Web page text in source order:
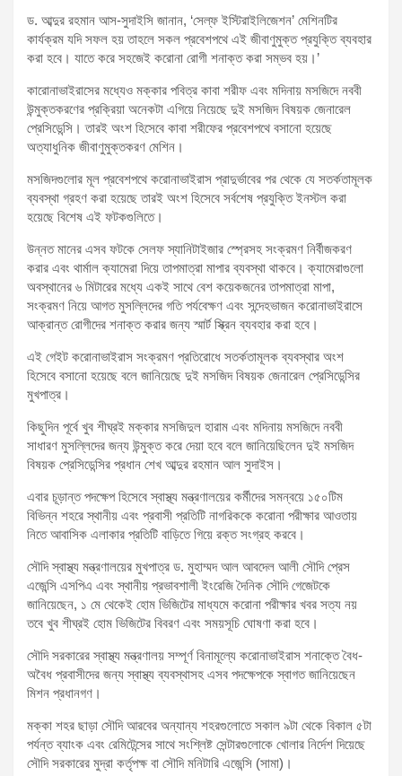
t
:
ড. আব্দুর রহমান আস-সুদাইসি জানান, ‘সেল্ফ ইস্টিরাইলিজেশন’ মেশিনটির
কার্যক্রম যদি সফল হয় তাহলে সকল প্রবেশপথে এই জীবাণুমুক্ত প্রযুক্তি ব্যবহার
করা হবে। যাতে করে সহজেই করোনা রোগী শনাক্ত করা সম্ভব হয়।’
কারোনাভাইরাসের মধ্যেও মক্কার পবিত্র কাবা শরীফ এবং মদিনায় মসজিদে নববী
উন্মুক্তকরণের প্রক্রিয়া অনেকটা এগিয়ে নিয়েছে দুই মসজিদ বিষয়ক জেনারেল
প্রেসিডেন্সি। তারই অংশ হিসেবে কাবা শরীফের প্রবেশপথে বসানো হয়েছে
অত্যাধুনিক জীবাণুমুক্তকরণ মেশিন।
মসজিদগুলোর মূল প্রবেশপথে করোনাভাইরাস প্রাদুর্ভাবের পর থেকে যে সতর্কতামূলক
ব্যবস্থা গ্রহণ করা হয়েছে তারই অংশ হিসেবে সর্বশেষ প্রযুক্তি ইনস্টল করা
হয়েছে বিশেষ এই ফটকগুলিতে।
উন্নত মানের এসব ফটকে সেলফ স্যানিটাইজার স্প্রেসহ সংক্রমণ নির্বীজকরণ
করার এবং থার্মাল ক্যামেরা দিয়ে তাপমাত্রা মাপার ব্যবস্থা থাকবে। ক্যামেরাগুলো
অবস্থানের ৬ মিটারের মধ্যে একই সাথে বেশ কয়েকজনের তাপমাত্রা মাপা,
সংক্রমণ নিয়ে আগত মুসল্লিদের গতি পর্যবেক্ষণ এবং সন্দেহভাজন করোনাভাইরাসে
আক্রান্ত রোগীদের শনাক্ত করার জন্য স্মার্ট স্ক্রিন ব্যবহার করা হবে।
এই গেইট করোনাভাইরাস সংক্রমণ প্রতিরোধে সতর্কতামূলক ব্যবস্থার অংশ
হিসেবে বসানো হয়েছে বলে জানিয়েছে দুই মসজিদ বিষয়ক জেনারেল প্রেসিডেন্সির
মুখপাত্র।
কিছুদিন পূর্বে খুব শীঘ্রই মক্কার মসজিদুল হারাম এবং মদিনায় মসজিদে নববী
সাধারণ মুসল্লিদের জন্য উন্মুক্ত করে দেয়া হবে বলে জানিয়েছিলেন দুই মসজিদ
বিষয়ক প্রেসিডেন্সির প্রধান শেখ আব্দুর রহমান আল সুদাইস।
এবার চূড়ান্ত পদক্ষেপ হিসেবে স্বাস্থ্য মন্ত্রণালয়ের কর্মীদের সমন্বয়ে ১৫০টিম
বিভিন্ন শহরে স্থানীয় এবং প্রবাসী প্রতিটি নাগরিককে করোনা পরীক্ষার আওতায়
নিতে আবাসিক এলাকার প্রতিটি বাড়িতে গিয়ে রক্ত সংগ্রহ করবে।
সৌদি স্বাস্থ্য মন্ত্রণালয়ের মুখপাত্র ড. মুহাম্মদ আল আবদেল আলী সৌদি প্রেস
এজেন্সি এসপিএ এবং স্থানীয় প্রভাবশালী ইংরেজি দৈনিক সৌদি গেজেটকে
জানিয়েছেন, ১ মে থেকেই হোম ভিজিটের মাধ্যমে করোনা পরীক্ষার খবর সত্য নয়
তবে খুব শীঘ্রই হোম ভিজিটের বিবরণ এবং সময়সূচি ঘোষণা করা হবে।
সৌদি সরকারের স্বাস্থ্য মন্ত্রণালয় সম্পূর্ণ বিনামূল্যে করোনাভাইরাস শনাক্তে বৈধ-
অবৈধ প্রবাসীদের জন্য স্বাস্থ্য ব্যবস্থাসহ এসব পদক্ষেপকে স্বাগত জানিয়েছেন
মিশন প্রধানগণ।
মক্কা শহর ছাড়া সৌদি আরবের অন্যান্য শহরগুলোতে সকাল ৯টা থেকে বিকাল ৫টা
পর্যন্ত ব্যাংক এবং রেমিটেন্সের সাথে সংশ্লিষ্ট সেন্টারগুলোকে খোলার নির্দেশ দিয়েছে
সৌদি সরকারের মুদ্রা কর্তৃপক্ষ বা সৌদি মনিটারি এজেন্সি (সামা)।